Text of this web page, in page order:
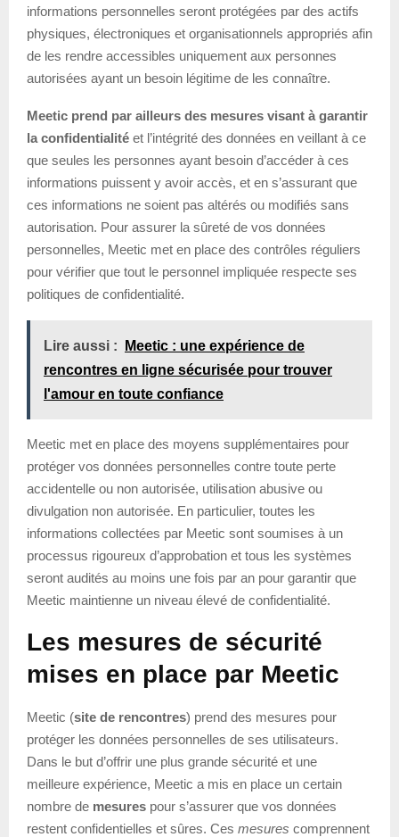
informations personnelles seront protégées par des actifs
physiques, électroniques et organisationnels appropriés afin
de les rendre accessibles uniquement aux personnes
autorisées ayant un besoin légitime de les connaître.
Meetic prend par ailleurs des mesures visant à garantir
la confidentialité et l’intégrité des données en veillant à ce
que seules les personnes ayant besoin d’accéder à ces
informations puissent y avoir accès, et en s’assurant que
ces informations ne soient pas altérés ou modifiés sans
autorisation. Pour assurer la sûreté de vos données
personnelles, Meetic met en place des contrôles réguliers
pour vérifier que tout le personnel impliquée respecte ses
politiques de confidentialité.
Lire aussi :
Meetic : une expérience de
rencontres en ligne sécurisée pour trouver
l'amour en toute confiance
Meetic met en place des moyens supplémentaires pour
protéger vos données personnelles contre toute perte
accidentelle ou non autorisée, utilisation abusive ou
divulgation non autorisée. En particulier, toutes les
informations collectées par Meetic sont soumises à un
processus rigoureux d’approbation et tous les systèmes
seront audités au moins une fois par an pour garantir que
Meetic maintienne un niveau élevé de confidentialité.
Les mesures de sécurité
mises en place par Meetic
Meetic (site de rencontres) prend des mesures pour
protéger les données personnelles de ses utilisateurs.
Dans le but d’offrir une plus grande sécurité et une
meilleure expérience, Meetic a mis en place un certain
nombre de mesures pour s’assurer que vos données
restent confidentielles et sûres. Ces mesures comprennent